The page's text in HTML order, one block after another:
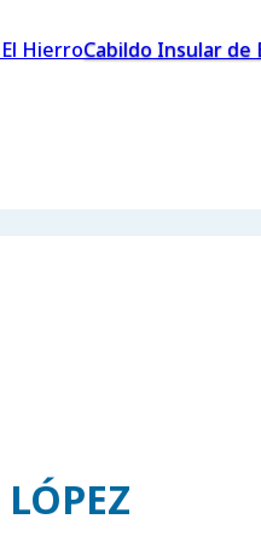
Cabildo Insular de